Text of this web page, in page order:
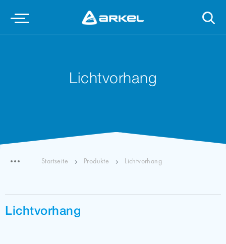
Lichtvorhang
Startseite Produkte Lichtvorhang
Lichtvorhang